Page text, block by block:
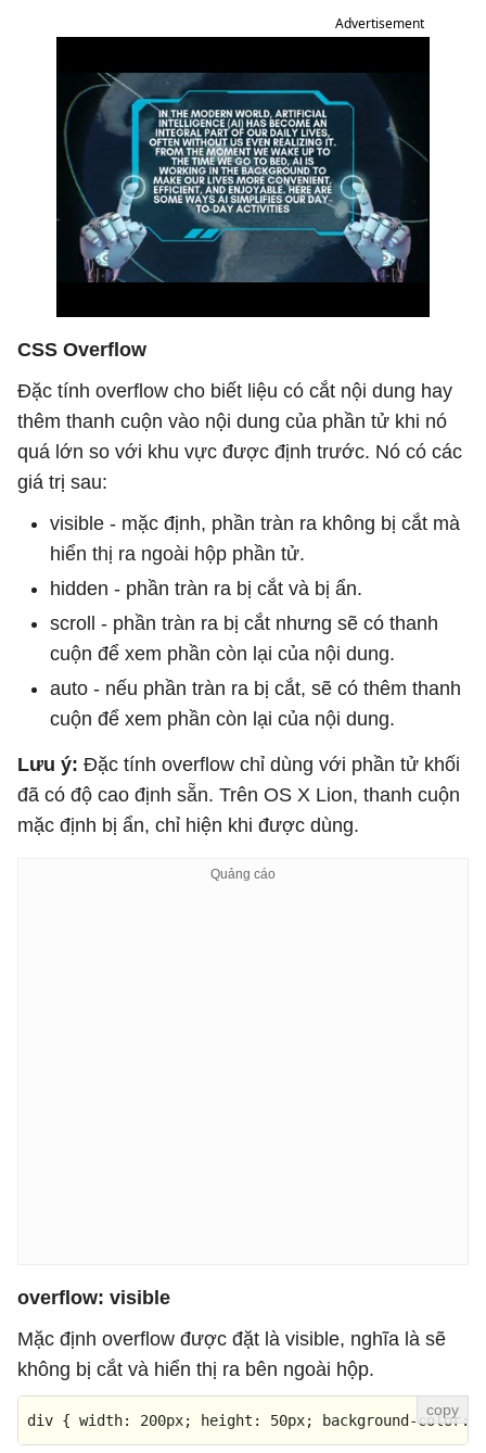
Advertisement
CSS Overflow
Đặc tính overflow cho biết liệu có cắt nội dung hay
thêm thanh cuộn vào nội dung của phần tử khi nó
quá lớn so với khu vực được định trước. Nó có các
giá trị sau:
visible - mặc định, phần tràn ra không bị cắt mà
hiển thị ra ngoài hộp phần tử.
hidden - phần tràn ra bị cắt và bị ẩn.
scroll - phần tràn ra bị cắt nhưng sẽ có thanh
cuộn để xem phần còn lại của nội dung.
auto - nếu phần tràn ra bị cắt, sẽ có thêm thanh
cuộn để xem phần còn lại của nội dung.
Lưu ý: Đặc tính overflow chỉ dùng với phần tử khối
đã có độ cao định sẵn. Trên OS X Lion, thanh cuộn
mặc định bị ẩn, chỉ hiện khi được dùng.
overflow: visible
Mặc định overflow được đặt là visible, nghĩa là sẽ
không bị cắt và hiển thị ra bên ngoài hộp.
div { width: 200px; height : 50px; background-color: